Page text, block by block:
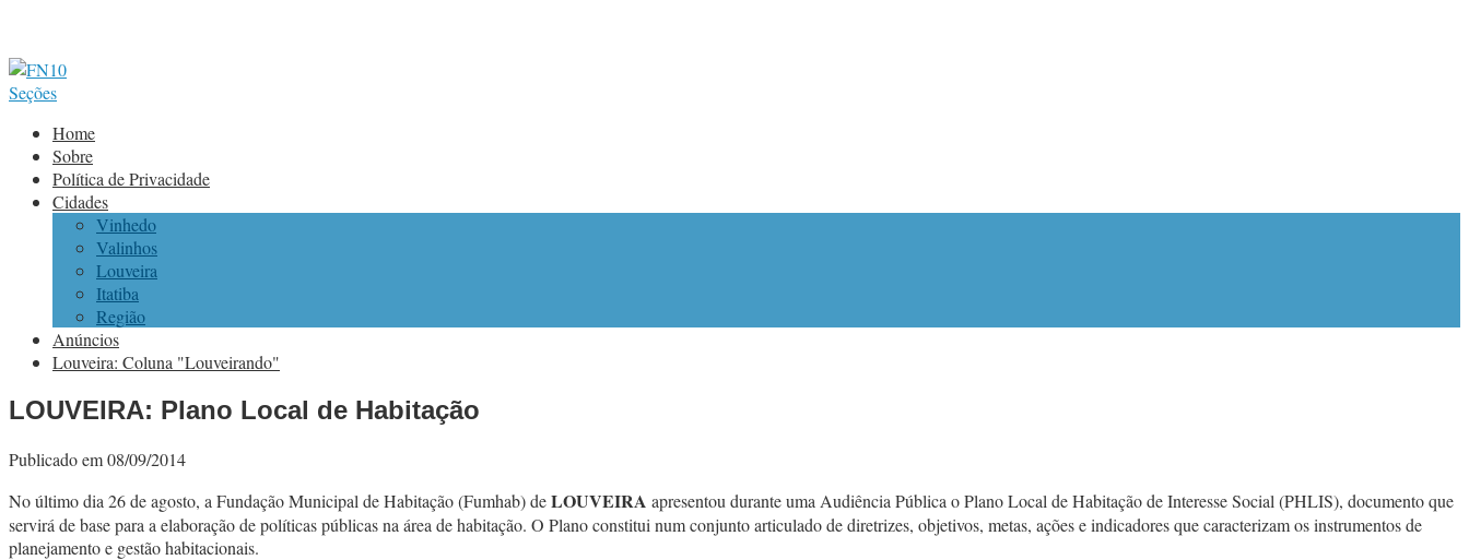
Seções
Home
Sobre
Política de Privacidade
Cidades
Vinhedo
Valinhos
Louveira
Itatiba
Região
Anúncios
Louveira: Coluna "Louveirando"
LOUVEIRA: Plano Local de Habitação
Publicado em 08/09/2014
No último dia 26 de agosto, a Fundação Municipal de Habitação (Fumhab) deLOUVEIRA apresentou durante uma Audiência Pública o Plano Local de Habitação de Interesse Social (PHLIS), documento que
servirá de base para a elaboração de políticas públicas na área de habitação. O Plano constitui num conjunto articulado de diretrizes, objetivos, metas, ações e indicadores que caracterizam os instrumentos de
planejamento e gestão habitacionais.